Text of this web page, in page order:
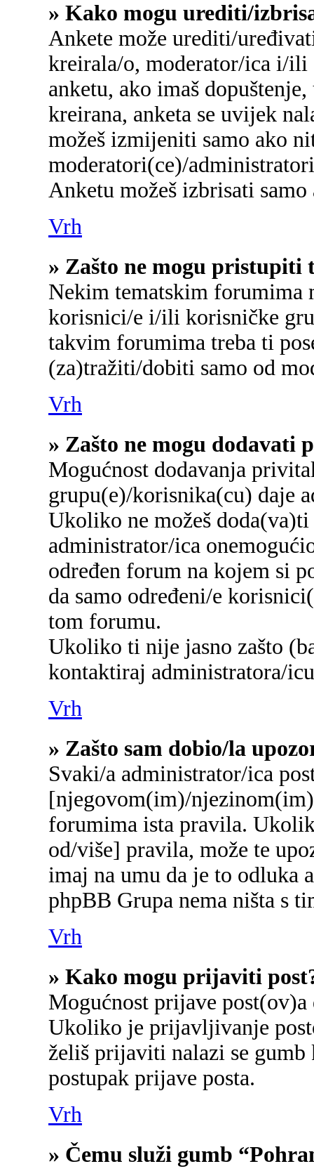
» Kako mogu urediti/
Ankete može urediti/
kreirala/o, moderator/ica i/
anketu, ako imaš
kreirana, anketa se uvijek
možeš izmijeniti samo ako
moderatori(ce)/
Anketu možeš izbrisati
Vrh
» Zašto ne mogu pristupiti
Nekim tematskim forumima
korisnici/e i/ili korisničke
takvim forumima treba ti
(za)tražiti/dobiti samo od
Vrh
» Zašto ne mogu dodavati
Mogućnost dodavanja
grupu(e)/korisnika(cu) daje
Ukoliko ne možeš
administrator/ica
određen forum na kojem si
da samo određeni/e
tom forumu.
Ukoliko ti nije jasno zašto
kontaktiraj administratora/
Vrh
» Zašto sam dobio/la
Svaki/a administrator/ica
[njegovom(im)/
forumima ista pravila.
od/više] pravila, može te
imaj na umu da je to odluka
phpBB Grupa nema ništa s
Vrh
» Kako mogu prijaviti
Mogućnost prijave
Ukoliko je prijavljivanje
želiš prijaviti nalazi se
postupak prijave posta.
Vrh
» Čemu služi gumb